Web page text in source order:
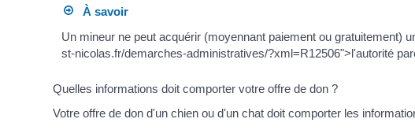
À savoir
Un mineur ne peut acquérir (moyennant paiement ou gratuitement)
st-nicolas.fr/demarches-administratives/?xml=R12506">l'autorité
Quelles informations doit comporter votre offre de don ?
Votre offre de don d'un chien ou d'un chat doit comporter les